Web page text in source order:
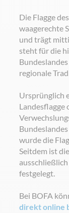
Die Flagge
waagerechte
und trägt
steht für die
regionale
Ursprünglich
Landesflagge
wurde die
Seitdem ist
festgelegt.
Bei BOFA
direkt online